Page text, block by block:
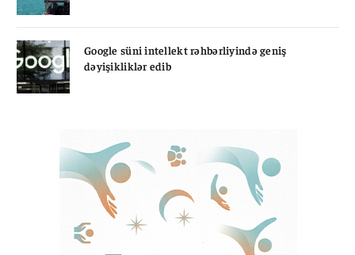
Google süni intellekt rəhbərliyində geniş
dəyişikliklər edib